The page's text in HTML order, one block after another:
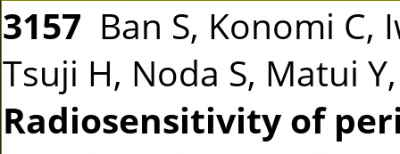
3157 Ban S, Konomi C,
Tsuji H, Noda S, Matui
Radiosensitivity of